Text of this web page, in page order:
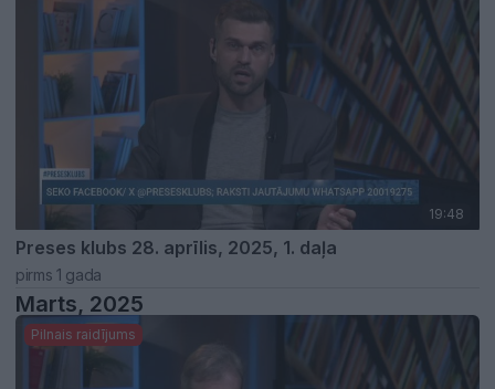
19:48
Preses klubs 28. aprīlis, 2025, 1. daļa
pirms 1 gada
Marts, 2025
Pilnais raidījums